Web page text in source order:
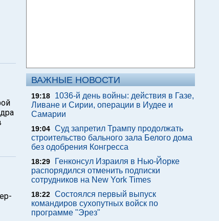
ВАЖНЫЕ НОВОСТИ
19:18
1036-й день войны: действия в Газе,
Ливане и Сирии, операции в Иудее и
Самарии
19:04 Суд запретил Трампу продолжать
строительство бального зала Белого дома
без одобрения Конгресса
18:29
Генконсул Израиля в Нью-Йорке
распорядился отменить подписки
сотрудников на New York Times
18:22 Состоялся первый выпуск
командиров сухопутных войск по
программе "Эрез"